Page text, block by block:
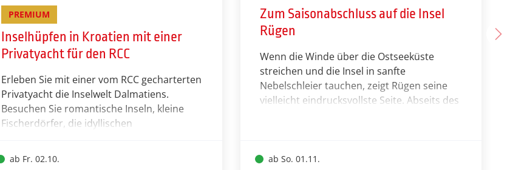
PREMIUM
Inselhüpfen in Kroatien mit einer
Privatyacht für den RCC
Erleben Sie mit einer vom RCC gecharterten
Privatyacht die Inselwelt Dalmatiens.
Besuchen Sie romantische Inseln, kleine
Fischerdörfer, die idyllischen
Geburtsort des Weltreisenden Marco Polo –
die Insel Korcula und nicht zuletzt die Perle
ab Fr. 02.10.
Zum Saisonabschluss auf die Insel
Rügen
Wenn die Winde über die Ostseeküste
streichen und die Insel in sanfte
Nebelschleier tauchen, zeigt Rügen seine
vielleicht eindrucksvollste Seite. Abseits des
Wälder und romantische Lichtstimmungen.
ab So. 01.11.